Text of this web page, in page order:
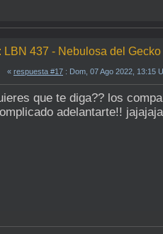
LBN 437 - Nebulosa del Gecko
« respuesta #17 : Dom, 07 Ago 2022, 13:15
que te diga?? los
adelantarte!! jajajaja